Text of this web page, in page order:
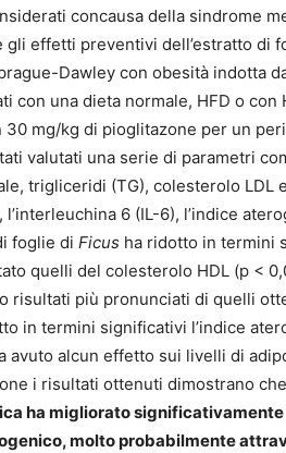
concausa della sindrome
gli effetti preventivi dell’estratto di
­Dawley con obesità indotta
con una dieta normale, HFD o con
30 mg/kg di pioglitazone per un
valutati una serie di parametri
trigliceridi (TG), colesterolo LDL
6 (IL­-6), l’indice
foglie di Ficus ha ridotto in termini
quelli del colesterolo HDL (p <
risultati più pronunciati di quelli
in termini significativi l’indice
avuto alcun effetto sui livelli di
i risultati ottenuti dimostrano che
ha migliorato
molto probabilmente